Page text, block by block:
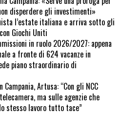
disperdere gli investimenti»
l’estate italiana e arriva sotto gli
Giochi Uniti
in ruolo 2026/2027: appena
a fronte di 624 vacanze in
piano straordinario di
Artusa: “Con gli NCC
ma sulle agenzie che
stesso lavoro tutto tace”